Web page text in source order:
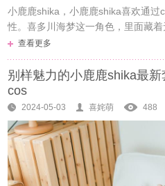
小鹿鹿shika，小鹿鹿shika喜欢通过
性。喜多川海梦这一角色，里面藏
查看更多
别样魅力的小鹿鹿shika最
cos
2024-05-03 喜姹萌 488